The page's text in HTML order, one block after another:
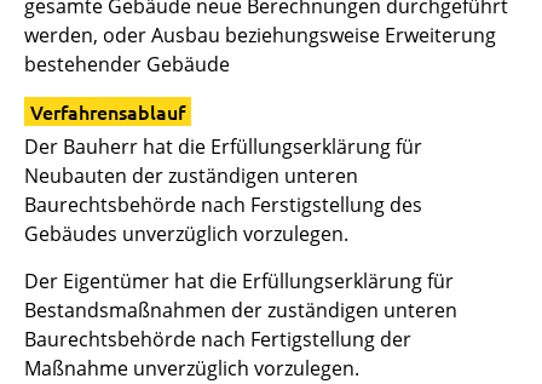
gesamte Gebäude neue Berechnungen durchgeführt
werden, oder Ausbau beziehungsweise Erweiterung
bestehender Gebäude
Verfahrensablauf
Der Bauherr hat die Erfüllungserklärung für
Neubauten der zuständigen unteren
Baurechtsbehörde nach Ferstigstellung des
Gebäudes unverzüglich vorzulegen.
Der Eigentümer hat die Erfüllungserklärung für
Bestandsmaßnahmen der zuständigen unteren
Baurechtsbehörde nach Fertigstellung der
Maßnahme unverzüglich vorzulegen.